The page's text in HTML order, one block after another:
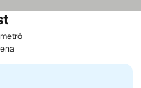
Ver preços